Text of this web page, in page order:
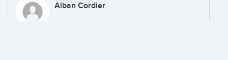
Alban Cordier